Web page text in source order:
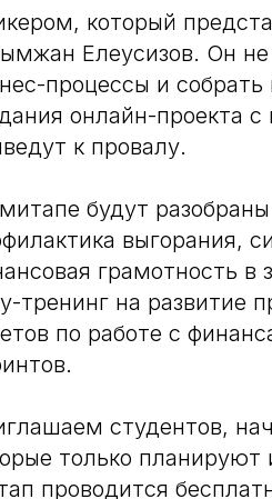
который
Елеусизов. Он не
процессы и
онлайн-проекта
к провалу.
будут
выгорания,
грамотность
тренинг на развитие
по работе с
студентов,
только планируют
проводится